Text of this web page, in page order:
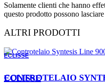
Solamente clienti che hanno
questo prodotto possono
ALTRI PRODOTTI
ECLISSE
ORDINABILE
CONTROTELAIO SYNTESIS LINE 900×2400 – ECLISSE